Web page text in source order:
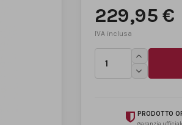
229,95 €
PRODOTTO
Garanzia